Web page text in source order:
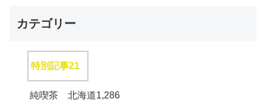
カテゴリー
特別記事21
純喫茶 北海道1,286